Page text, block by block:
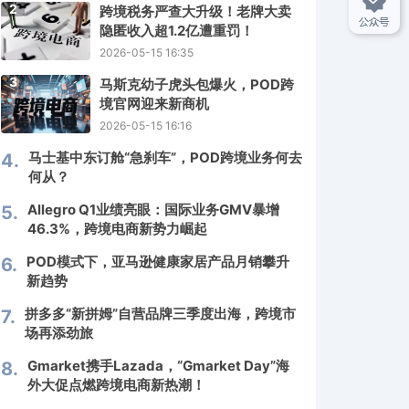
2
跨境税务严查大升级！老牌大卖
隐匿收入超1.2亿遭重罚！
2026-05-15 16:35
3
马斯克幼子虎头包爆火，POD跨
境官网迎来新商机
2026-05-15 16:16
4. 马士基中东订舱“急刹车”，POD跨境业务何去
何从？
5. Allegro Q1业绩亮眼：国际业务GMV暴增
46.3%，跨境电商新势力崛起
6.
POD模式下，亚马逊健康家居产品月销攀升
新趋势
7. 拼多多“新拼姆”自营品牌三季度出海，跨境市
场再添劲旅
8. Gmarket携手Lazada，“Gmarket Day”海
外大促点燃跨境电商新热潮！